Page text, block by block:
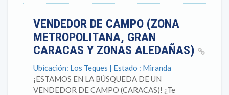
VENDEDOR DE CAMPO (ZONA
METROPOLITANA, GRAN
CARACAS Y ZONAS ALEDAÑAS)
Ubicación: Los Teques | Estado : Miranda
¡ESTAMOS EN LA BÚSQUEDA DE UN
VENDEDOR DE CAMPO (CARACAS)! ¿Te